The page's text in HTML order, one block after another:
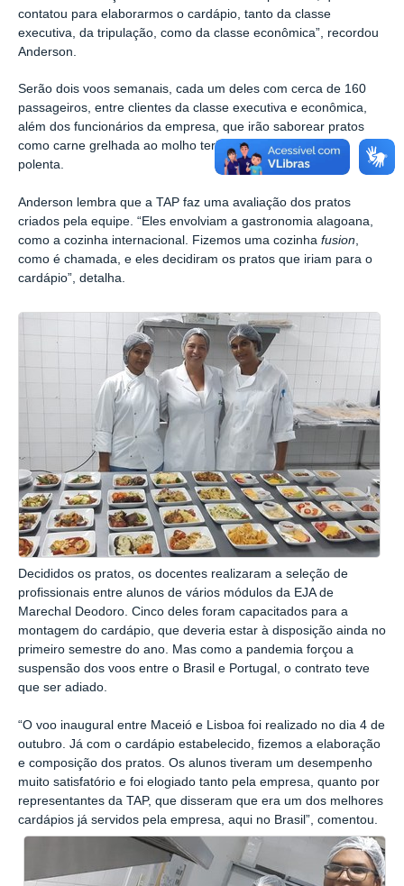
contatou para elaborarmos o cardápio, tanto da classe
executiva, da tripulação, como da classe econômica”, recordou
Anderson.
Serão dois voos semanais, cada um deles com cerca de 160
passageiros, entre clientes da classe executiva e econômica,
além dos funcionários da empresa, que irão saborear pratos
como carne grelhada ao molho teriyaki, jerimum assado e
polenta.
Anderson lembra que a TAP faz uma avaliação dos pratos
criados pela equipe. “Eles envolviam a gastronomia alagoana,
como a cozinha internacional. Fizemos uma cozinha fusion
como é chamada, e eles decidiram os pratos que iriam para o
cardápio”, detalha.
Decididos os pratos, os docentes realizaram a seleção de
profissionais entre alunos de vários módulos da EJA de
Marechal Deodoro. Cinco deles foram capacitados para a
montagem do cardápio, que deveria estar à disposição ainda no
primeiro semestre do ano. Mas como a pandemia forçou a
suspensão dos voos entre o Brasil e Portugal, o contrato teve
que ser adiado.
“O voo inaugural entre Maceió e Lisboa foi realizado no dia 4 de
outubro. Já com o cardápio estabelecido, fizemos a elaboração
e composição dos pratos. Os alunos tiveram um desempenho
muito satisfatório e foi elogiado tanto pela empresa, quanto por
representantes da TAP, que disseram que era um dos melhores
cardápios já servidos pela empresa, aqui no Brasil”, comentou.